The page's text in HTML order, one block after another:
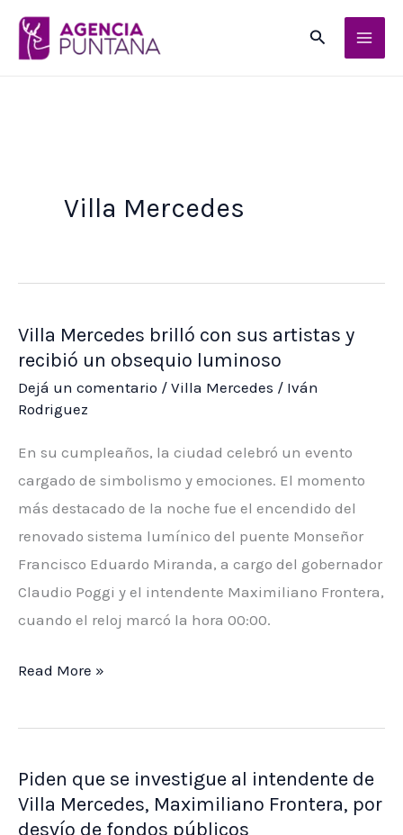
Buscar
Villa Mercedes
Villa Mercedes brilló con sus artistas y
recibió un obsequio luminoso
Dejá un comentario / Villa Mercedes / Iván
Rodriguez
En su cumpleaños, la ciudad celebró un evento
cargado de simbolismo y emociones. El momento
más destacado de la noche fue el encendido del
renovado sistema lumínico del puente Monseñor
Francisco Eduardo Miranda, a cargo del gobernador
Claudio Poggi y el intendente Maximiliano Frontera,
cuando el reloj marcó la hora 00:00.
Villa
brilló
sus
artistas
Read More »
Piden que se investigue al intendente de
Villa Mercedes, Maximiliano Frontera, por
desvío de fondos públicos